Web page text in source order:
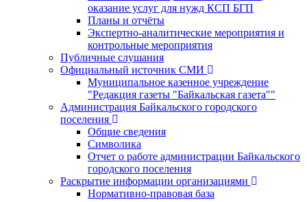
оказание услуг для нужд КСП БГП
Планы и отчёты
Экспертно-аналитические мероприятия и
контрольные мероприятия
Публичные слушания
Официальный источник СМИ
Муниципальное казенное учреждение
"Редакция газеты "Байкальская газета""
Администрация Байкальского городского
поселения
Общие сведения
Символика
Отчет о работе администрации Байкальского
городского поселения
Раскрытие информации организациями
Нормативно-правовая база